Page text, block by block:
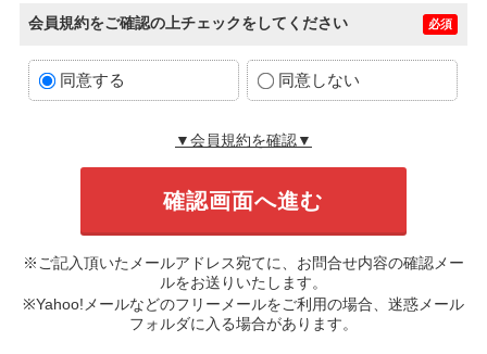
会員規約をご確認の上チェックをしてください 必須
同意する 同意しない
▼会員規約を確認▼
※ご記入頂いたメールアドレス宛てに、お問合せ内容の確認メー
ルをお送りいたします。
※Yahoo!メールなどのフリーメールをご利用の場合、迷惑メール
フォルダに入る場合があります。